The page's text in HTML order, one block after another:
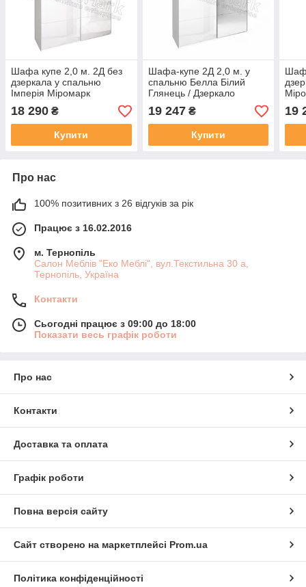
Шафа купе 2,0 м. 2Д без
дзеркала у спальню
Імперія Міромарк
18 290 ₴
Купити
Шафа-купе 2Д 2,0 м. у
спальню Белла Білий
Глянець / Дзеркало
Міромарк
19 247₴
Купити
19
Про нас
100% позитивних з 26 відгуків за рік
Працює з 16.02.2016
м. Тернопіль
Салон Меблів "Еко Меблі", вул.Текстильна 30 а,
Тернопіль, Україна
Контакти
Сьогодні працює з 09:00 до 18:00
Показати весь графік роботи
Про нас
Контакти
Доставка та оплата
Графік роботи
Повна версія сайту
Сайт створено на маркетплейсі Prom.ua
Політика конфіденційності